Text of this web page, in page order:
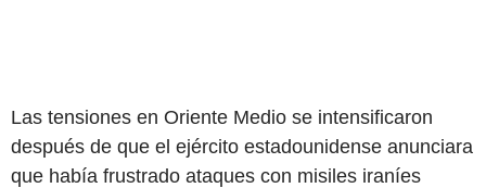
Las tensiones en Oriente Medio se intensificaron
después de que el ejército estadounidense anunciara
que había frustrado ataques con misiles iraníes